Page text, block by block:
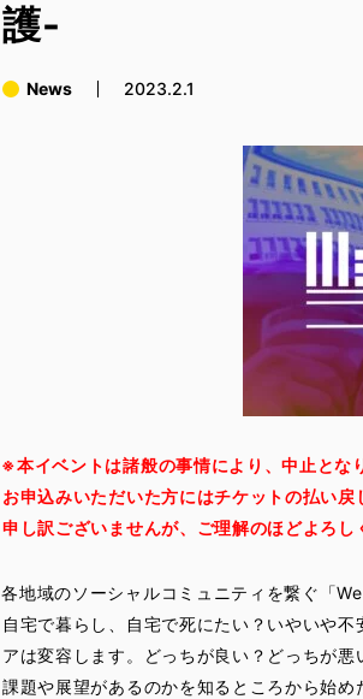
護-
News 2023.2.1
※本イベントは諸般の事情により、中止とな
お申込みいただいた方にはチケットの払い戻
申し訳ございませんが、ご理解のほどよろし
各地域のソーシャルコミュニティを繋ぐ「
自宅で暮らし、自宅で死にたい？いやいや
アは変容します。どっちが良い？どっちが
課題や展望があるのかを知るところから始